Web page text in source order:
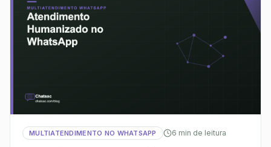
MULTIATENDIMENTO NO WHATSAPP 6 min de leitura